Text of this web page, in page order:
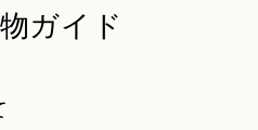
ガイド